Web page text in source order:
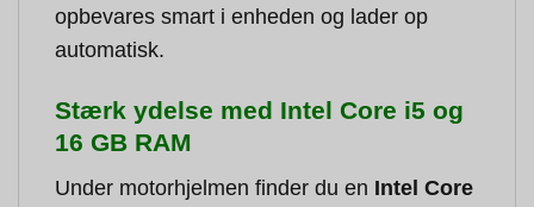
opbevares smart i enheden og lader op
automatisk.
Stærk ydelse med Intel Core i5 og
16 GB RAM
Under motorhjelmen finder du en Intel Core